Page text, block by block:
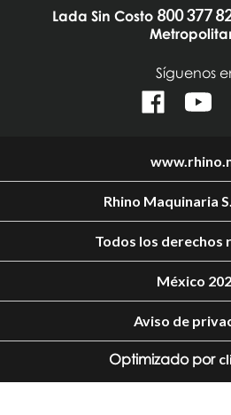
Lada Sin Costo 800 377
Síguenos
Rhino Maquinaria
Todos los derechos
México
Aviso de
Optimizado por